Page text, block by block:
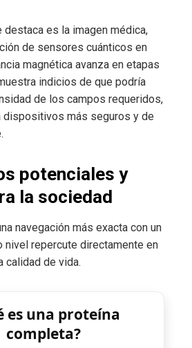
destaca es la imagen médica,
de sensores cuánticos en
magnética avanza en etapas
indicios de que podría
de los campos requeridos,
dispositivos más seguros y de
potenciales y
la sociedad
navegación más exacta con un
nivel repercute directamente en
calidad de vida.
es una proteína
completa?